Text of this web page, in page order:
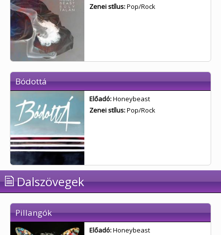
Zenei stílus:Pop/Rock
Bódottá
Előadó:Honeybeast
Zenei stílus:Pop/Rock
Dalszövegek
Pillangók
Előadó:Honeybeast